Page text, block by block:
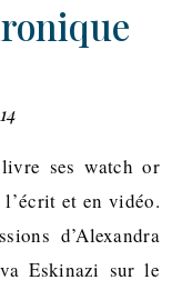
et en vidéo.
d’Alexandra
Eskinazi sur le